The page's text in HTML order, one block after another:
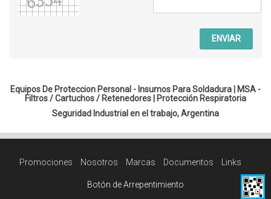
ENVIAR
Equipos De Proteccion Personal - Insumos Para Soldadura |
MSA -
Filtros / Cartuchos / Retenedores
Protección Respiratoria
Seguridad Industrial en el trabajo, Argentina
Promociones Nosotros Marcas Documentos Links
Botón de Arrepentimiento